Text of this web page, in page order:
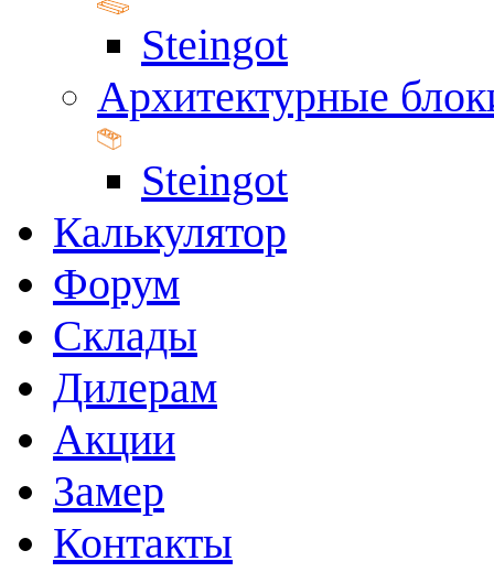
Steingot
Архитектурные
Steingot
Калькулятор
Форум
Склады
Дилерам
Акции
Замер
Контакты